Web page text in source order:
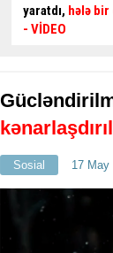
qadın sürücü
boğaza yığdı
Sosial 17 May